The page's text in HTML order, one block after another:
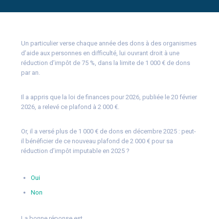
Un particulier verse chaque année des dons à des organismes
d’aide aux personnes en difficulté, lui ouvrant droit à une
réduction d’impôt de 75 %, dans la limite de 1 000 € de dons
par an.
Il a appris que la loi de finances pour 2026, publiée le 20 février
2026, a relevé ce plafond à 2 000 €.
Or, il a versé plus de 1 000 € de dons en décembre 2025 : peut-
il bénéficier de ce nouveau plafond de 2 000 € pour sa
réduction d’impôt imputable en 2025 ?
Oui
Non